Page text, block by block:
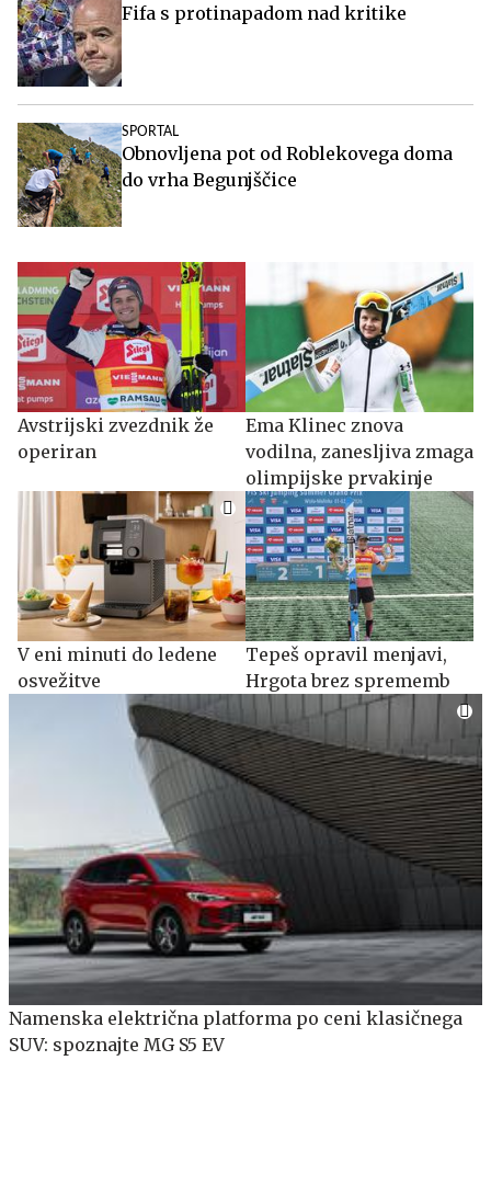
Fifa s protinapadom nad kritike
SPORTAL
Obnovljena pot od Roblekovega doma
do vrha Begunjščice
Avstrijski zvezdnik že
operiran
Ema Klinec znova
vodilna, zanesljiva zmaga
olimpijske prvakinje
V eni minuti do ledene
osvežitve
Tepeš opravil menjavi,
Hrgota brez sprememb
Namenska električna platforma po ceni klasičnega
SUV: spoznajte MG S5 EV